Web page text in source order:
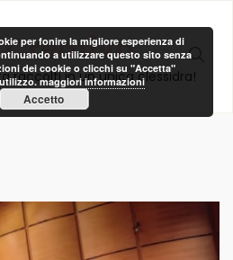
raccolti in un unica clessidra!
per fonire la migliore esperienza di
a utilizzare questo sito senza
dei cookie o clicchi su "Accetta"
maggiori informazioni
Accetto